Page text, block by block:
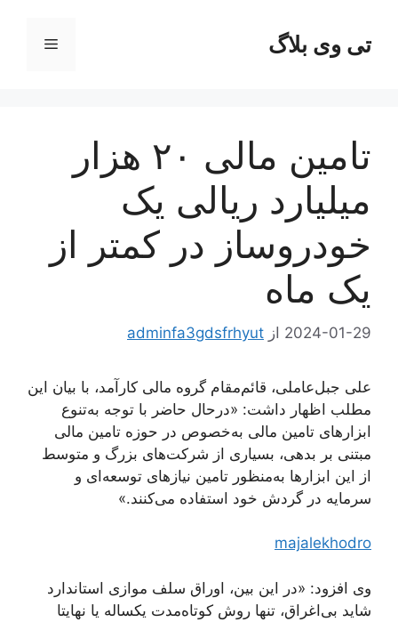
محتواتی وی بلاگ فهرست
تامین مالی ۲۰ هزار
میلیارد ریالی یک
خودروساز در کمتر از
یک ماه
2024-01-29 از adminfa3gdsfrhyut
علی جبل‌عاملی، قائم‌مقام گروه مالی کارآمد، با بیان این
مطلب اظهار داشت: «درحال ‌حاضر با توجه به‌تنوع
ابزارهای تامین مالی به‌خصوص در حوزه تامین مالی
مبتنی بر بدهی، بسیاری از شرکت‌های بزرگ و متوسط
از این ابزارها به‌منظور تامین نیازهای توسعه‌ای و
سرمایه در گردش خود استفاده می‌کنند.»
majalekhodro
وی افزود: «در این بین، اوراق سلف موازی استاندارد
شاید بی‌اغراق، تنها روش کوتاه‌مدت یکساله یا نهایتا